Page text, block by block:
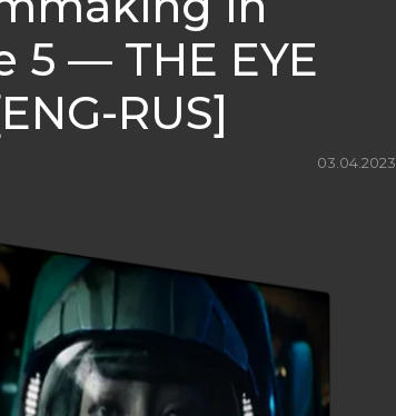
5 — THE EYE
RUS]
03.04.2023